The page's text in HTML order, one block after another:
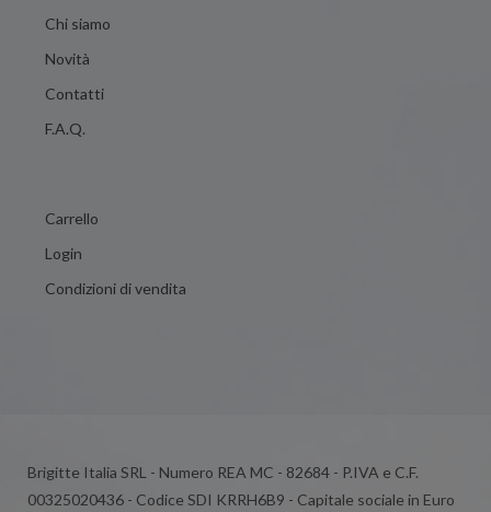
Chi siamo
Novità
Contatti
F.A.Q.
Carrello
Login
Condizioni di vendita
Brigitte Italia SRL - Numero REA MC - 82684 - P.IVA e C.F.
00325020436 - Codice SDI KRRH6B9 - Capitale sociale in Euro